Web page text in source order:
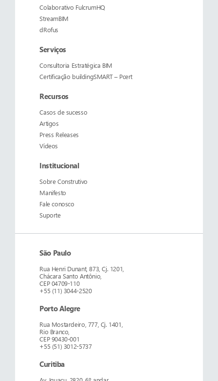
Colaborativo FulcrumHQ
StreamBIM
dRofus
Serviços
Consultoria Estratégica BIM
Certificação buildingSMART – Pcert
Recursos
Casos de sucesso
Artigos
Press Releases
Vídeos
Institucional
SobreConstrutivo
Manifesto
Fale conosco
Suporte
São Paulo
Rua Henri Dunant, 873, Cj. 1201,
Chácara Santo Antônio,
CEP 04709-110
+55 (11) 3044-2520
Porto Alegre
Rua Mostardeiro, 777, Cj. 1401,
Rio Branco,
CEP 90430-001
+55 (51) 3012-5737
Curitiba